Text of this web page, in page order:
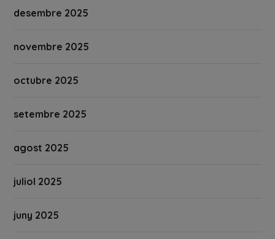
desembre 2025
novembre 2025
octubre 2025
setembre 2025
agost 2025
juliol 2025
juny 2025